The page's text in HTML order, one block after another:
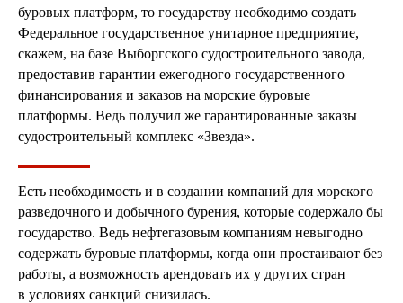
буровых платформ, то государству необходимо создать
Федеральное государственное унитарное предприятие,
скажем, на базе Выборгского судостроительного завода,
предоставив гарантии ежегодного государственного
финансирования и заказов на морские буровые
платформы. Ведь получил же гарантированные заказы
судостроительный комплекс «Звезда».
Есть необходимость и в создании компаний для морского
разведочного и добычного бурения, которые содержало бы
государство. Ведь нефтегазовым компаниям невыгодно
содержать буровые платформы, когда они простаивают без
работы, а возможность арендовать их у других стран
в условиях санкций снизилась.